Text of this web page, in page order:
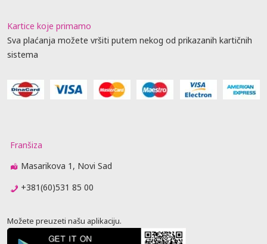
Kartice koje primamo
Sva plaćanja možete vršiti putem nekog od prikazanih kartičnih
sistema
Franšiza
Masarikova 1, Novi Sad
+381(60)531 85 00
Možete preuzeti našu aplikaciju.